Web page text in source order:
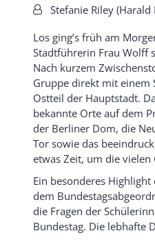
Von:Stefanie Riley (Harald
Los ging’s früh am
Stadtführerin Frau Wolff
Nach kurzem
Gruppe direkt mit einem
Ostteil der Hauptstadt.
bekannte Orte auf dem
der Berliner Dom, die
Tor sowie das
etwas Zeit, um die
Ein besonderes
dem
die Fragen der
Bundestag. Die lebhafte